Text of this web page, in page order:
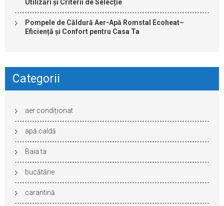
Utilizări și Criterii de Selecție
Pompele de Căldură Aer-Apă Romstal Ecoheat–
Eficiență și Confort pentru Casa Ta
Categorii
aer condiționat
apă caldă
Baia ta
bucătărie
carantină